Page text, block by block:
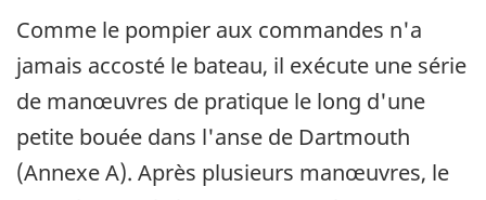
Comme le pompier aux commandes n'a
jamais accosté le bateau, il exécute une série
de manœuvres de pratique le long d'une
petite bouée dans l'anse de Dartmouth
(Annexe A). Après plusieurs manœuvres, le